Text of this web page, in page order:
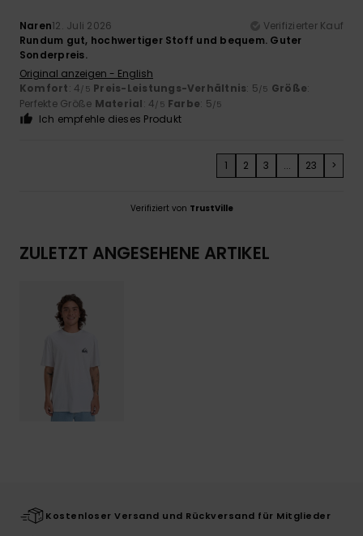
Naren12. Juli 2026
Verifizierter Kauf
Rundum gut, hochwertiger Stoff und bequem. Guter
Sonderpreis.
Original anzeigen - English
Komfort: 4/5 Preis-Leistungs-Verhältnis: 5/5 Größe:
Perfekte Größe Material: 4/5 Farbe: 5/5
Ich empfehle dieses Produkt
1 2 3 ... 23 >
Verifiziert von TrustVille
ZULETZT ANGESEHENE ARTIKEL
Kostenloser Versand und Rückversand für Mitglieder